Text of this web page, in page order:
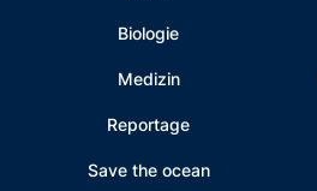
Biologie
Medizin
Reportage
Save the ocean